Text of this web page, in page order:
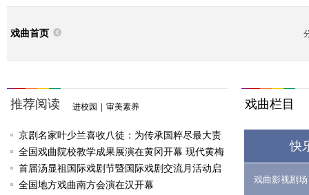
戏曲首页
推荐阅读 进校园 审美素养
京剧名家叶少兰喜收八徒：为传承国粹尽最大责
任
全国戏曲院校教学成果展演在黄冈开幕 现代黄梅
戏《槐花谣》倾情..
首届汤显祖国际戏剧节暨国际戏剧交流月活动启
动
全国地方戏曲南方会演在汉开幕
戏曲栏目
快
戏曲影视剧场